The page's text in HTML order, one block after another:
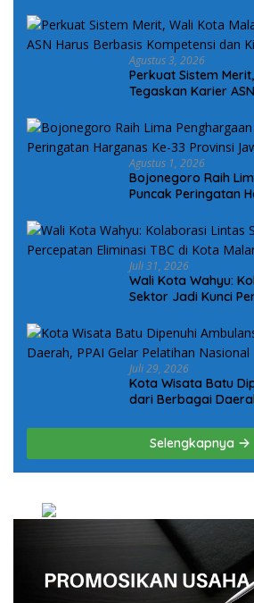
Agustus 3, 2026
Perkuat Sistem
Tegaskan Karier
Agustus 1, 2026
Bojonegoro Raih
Puncak Peringatan
Juli 31, 2026
Wali Kota Wahyu:
Sektor Jadi Kunci
Juli 29, 2026
Kota Wisata Batu
dari Berbagai
Selengkapnya